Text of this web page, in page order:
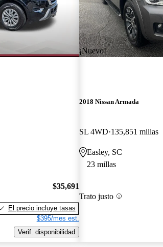
$35,691
El precio incluye tasas
$395/mes est.
Verif. disponibilidad
¡Nuevo!
2018 Nissan Armada
SL 4WD 135,851 millas
Easley, SC
23 millas
Trato justo